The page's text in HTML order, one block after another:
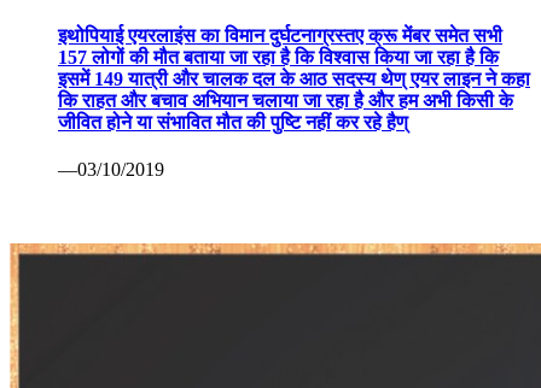
इथोपियाई एयरलाइंस का विमान दुर्घटनाग्रस्तए क्रू मेंबर समेत सभी
157 लोगों की मौत बताया जा रहा है कि विश्वास किया जा रहा है कि
इसमें 149 यात्री और चालक दल के आठ सदस्य थेण् एयर लाइन ने कहा
कि राहत और बचाव अभियान चलाया जा रहा है और हम अभी किसी के
जीवित होने या संभावित मौत की पुष्टि नहीं कर रहे हैण्
—03/10/2019